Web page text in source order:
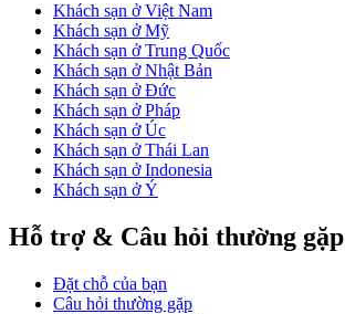
Khách sạn ở Việt Nam
Khách sạn ở Mỹ
Khách sạn ở Trung Quốc
Khách sạn ở Nhật Bản
Khách sạn ở Đức
Khách sạn ở Pháp
Khách sạn ở Úc
Khách sạn ở Thái Lan
Khách sạn ở Indonesia
Khách sạn ở Ý
Hỗ trợ & Câu hỏi thường gặp
Đặt chỗ của bạn
Câu hỏi thường gặp